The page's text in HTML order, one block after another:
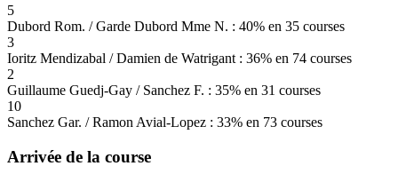
5
Dubord Rom. / Garde Dubord Mme N. : 40% en 35 courses
3
Ioritz Mendizabal / Damien de Watrigant : 36% en 74 courses
2
Guillaume Guedj-Gay / Sanchez F. : 35% en 31 courses
10
Sanchez Gar. / Ramon Avial-Lopez : 33% en 73 courses
Arrivée de la course